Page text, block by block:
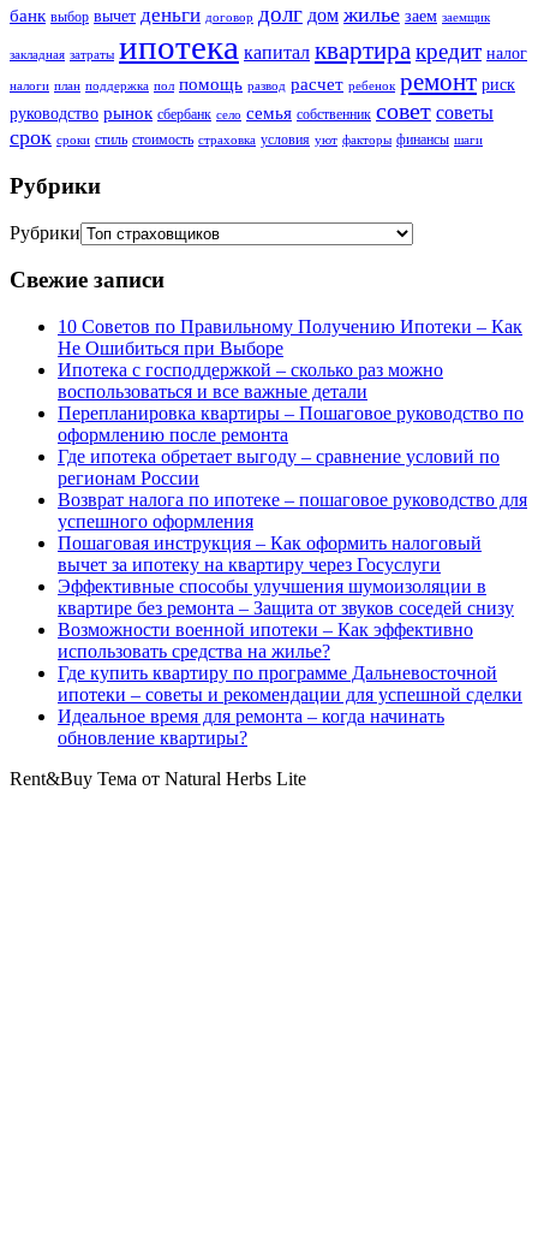
банк выбор вычет деньги договор долг дом жилье заем заемщик
закладная затраты ипотека капитал квартиракредит налог
налоги план поддержка пол помощь развод расчет ребенок ремонт риск
руководство рынок сбербанк село семья собственник совет советы
срок сроки стиль стоимость страховка условия уют факторы финансы шаги
Рубрики
Рубрики
Свежие записи
10 Советов по Правильному Получению Ипотеки – Как
Не Ошибиться при Выборе
Ипотека с господдержкой – сколько раз можно
воспользоваться и все важные детали
Перепланировка квартиры – Пошаговое руководство по
оформлению после ремонта
Где ипотека обретает выгоду – сравнение условий по
регионам России
Возврат налога по ипотеке – пошаговое руководство для
успешного оформления
Пошаговая инструкция – Как оформить налоговый
вычет за ипотеку на квартиру через Госуслуги
Эффективные способы улучшения шумоизоляции в
квартире без ремонта – Защита от звуков соседей снизу
Возможности военной ипотеки – Как эффективно
использовать средства на жилье?
Где купить квартиру по программе Дальневосточной
ипотеки – советы и рекомендации для успешной сделки
Идеальное время для ремонта – когда начинать
обновление квартиры?
Rent&Buy Тема от Natural Herbs Lite